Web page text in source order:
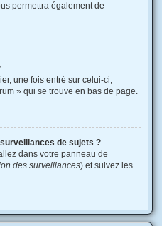
permettra également de
une fois entré sur celui-ci,
» qui se trouve en bas de page.
de sujets ?
dans votre panneau de
des surveillances) et suivez les